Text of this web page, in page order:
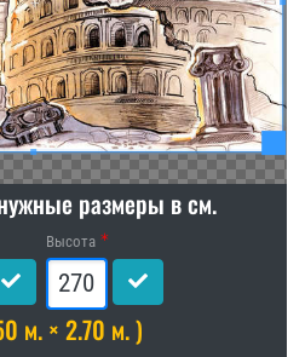
размеры в см.
Высота
м. × 2.70 м. )